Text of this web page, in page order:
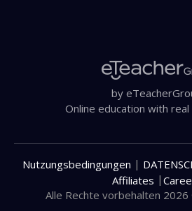
by
Online education with
Alle Rechte vorbehalten
Nutzungsbedingungen |
Affiliates |